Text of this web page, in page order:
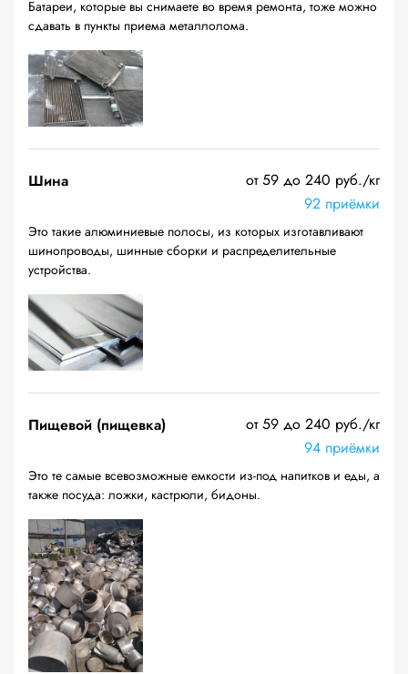
Батареи, которые вы снимаете во время ремонта, тоже можно
сдавать в пункты приема металлолома.
Шина
от 59 до 240 руб./кг
92 приёмки
Это такие алюминиевые полосы, из которых изготавливают
шинопроводы, шинные сборки и распределительные
устройства.
Пищевой (пищевка)
от 59 до 240 руб./кг
94 приёмки
Это те самые всевозможные емкости из-под напитков и еды, а
также посуда: ложки, кастрюли, бидоны.